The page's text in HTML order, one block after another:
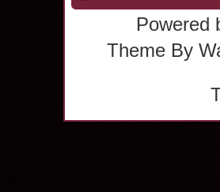
Powered
Theme By